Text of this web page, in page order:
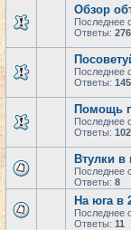
Обзор
Последнее
Ответы:
Последнее
Ответы:
Помощь
Последнее
Ответы: 102
Втулки
Последнее
Ответы: 8
На юга в
Последнее
Ответы: 11